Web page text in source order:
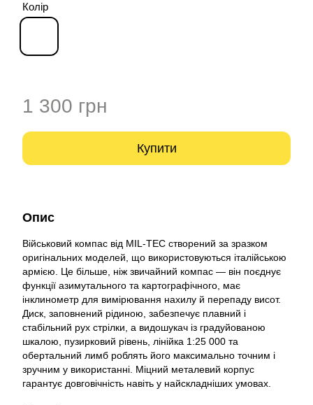
Колір
1 300 грн
Купити
Опис
Військовий компас від MIL-TEC створений за зразком
оригінальних моделей, що використовуються італійською
армією. Це більше, ніж звичайний компас — він поєднує
функції азимутального та картографічного, має
інклинометр для вимірювання нахилу й перепаду висот.
Диск, заповнений рідиною, забезпечує плавний і
стабільний рух стрілки, а видошукач із градуйованою
шкалою, пузирковий рівень, лінійка 1:25 000 та
обертальний лимб роблять його максимально точним і
зручним у використанні. Міцний металевий корпус
гарантує довговічність навіть у найскладніших умовах.